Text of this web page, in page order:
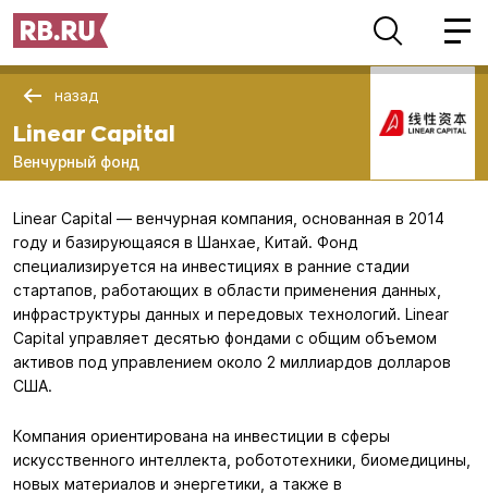
назад
Linear Capital
Венчурный фонд
Linear Capital — венчурная компания, основанная в 2014
году и базирующаяся в Шанхае, Китай. Фонд
специализируется на инвестициях в ранние стадии
стартапов, работающих в области применения данных,
инфраструктуры данных и передовых технологий. Linear
Capital управляет десятью фондами с общим объемом
активов под управлением около 2 миллиардов долларов
США.
Компания ориентирована на инвестиции в сферы
искусственного интеллекта, робототехники, биомедицины,
новых материалов и энергетики, а также в